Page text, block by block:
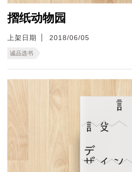
摺纸动物园
上架日期 2018/06/05
诚品选书